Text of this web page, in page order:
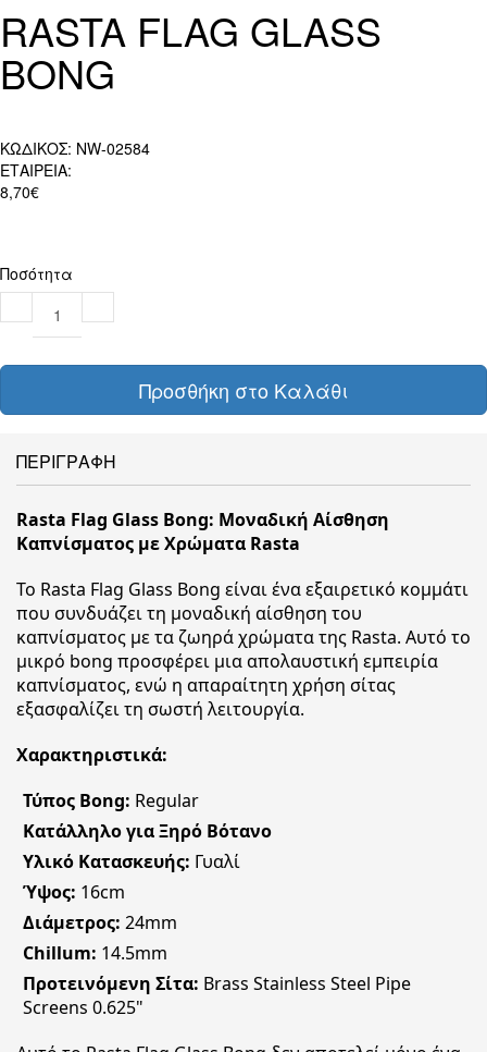
RASTA FLAG GLASS
BONG
ΚΩΔΙΚΟΣ: NW-02584
ΕΤΑΙΡΕΙΑ:
8,70€
Ποσότητα
Προσθήκη στο Καλάθι
ΠΕΡΙΓΡΑΦΗ
Rasta Flag Glass Bong: Μοναδική Αίσθηση
Καπνίσματος με Χρώματα Rasta
Το Rasta Flag Glass Bong είναι ένα εξαιρετικό κομμάτι
που συνδυάζει τη μοναδική αίσθηση του
καπνίσματος με τα ζωηρά χρώματα της Rasta. Αυτό το
μικρό bong προσφέρει μια απολαυστική εμπειρία
καπνίσματος, ενώ η απαραίτητη χρήση σίτας
εξασφαλίζει τη σωστή λειτουργία.
Χαρακτηριστικά:
Τύπος Bong: Regular
Κατάλληλο για Ξηρό Βότανο
Υλικό Κατασκευής: Γυαλί
Ύψος: 16cm
Διάμετρος: 24mm
Chillum: 14.5mm
Προτεινόμενη Σίτα: Brass Stainless Steel Pipe
Screens 0.625"